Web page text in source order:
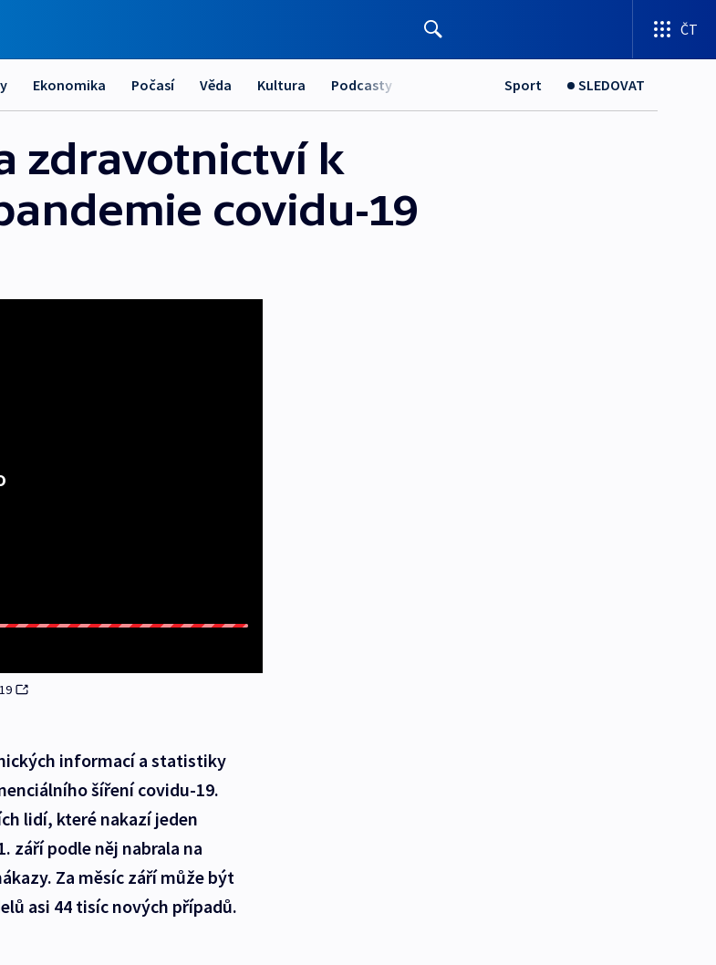
ČT
Ekonomika Počasí Věda Kultura Podcasty Sport SLEDOVAT
zdravotnictví k
covidu-19
informací a statistiky
šíření covidu-19.
lidí, které nakazí jeden
září podle něj nabrala na
Za měsíc září může být
asi 44 tisíc nových případů.